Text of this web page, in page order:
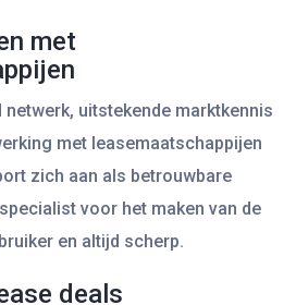
met
uitstekende marktkennis
met leasemaatschappijen
zich aan als betrouwbare
voor het maken van de
en altijd scherp.
deals